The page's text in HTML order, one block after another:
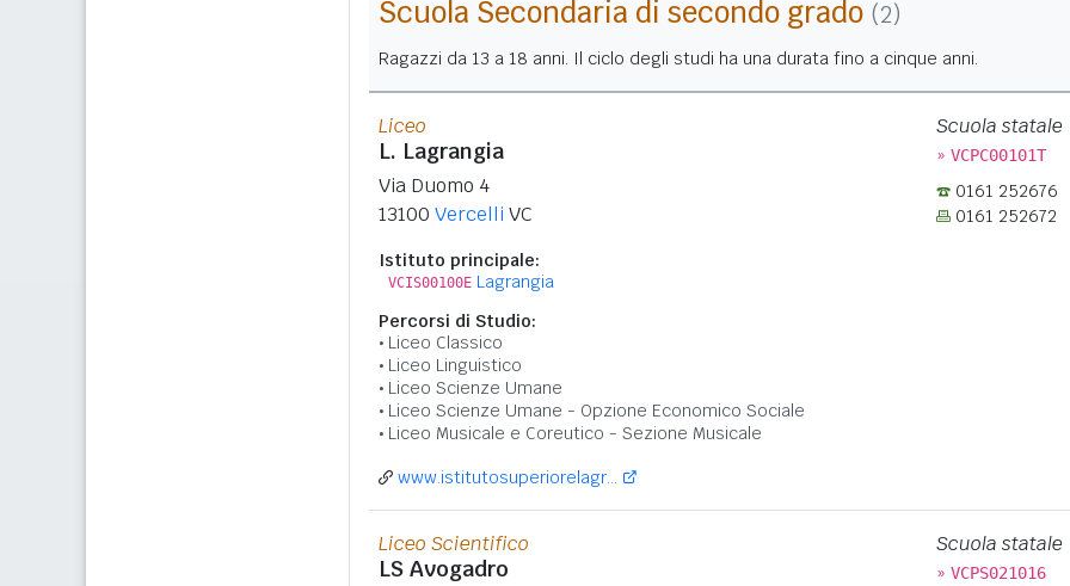
Scuola Secondaria di secondo grado (2)
Ragazzi da 13 a 18 anni. Il ciclo degli studi ha una durata fino a cinque anni.
Liceo
L. Lagrangia
Via Duomo 4
13100 Vercelli VC
Istituto principale:
VCIS00100E Lagrangia
Percorsi di Studio:
Liceo Classico
Liceo Linguistico
Liceo Scienze Umane
Liceo Scienze Umane - Opzione Economico Sociale
Liceo Musicale e Coreutico - Sezione Musicale
Scuola statale
» VCPC00101T
0161 252676
0161 252672
www.istitutosuperiorelagr...
Liceo Scientifico
LS Avogadro
Scuola statale
» VCPS021016